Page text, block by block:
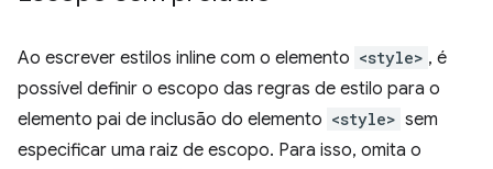
Ao escrever estilos inline com o elemento <style> , é
possível definir o escopo das regras de estilo para o
elemento pai de inclusão do elemento <style> sem
especificar uma raiz de escopo. Para isso, omita o